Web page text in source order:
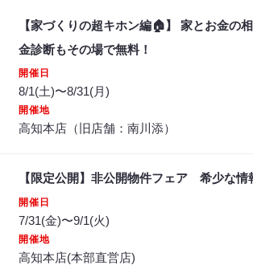
【家づくりの超キホン編🏠】 家とお金の
金診断もその場で無料！
開催日
8/1(土)〜8/31(月)
開催地
高知本店（旧店舗：南川添）
【限定公開】非公開物件フェア 希少な情
開催日
7/31(金)〜9/1(火)
開催地
高知本店(本部直営店)